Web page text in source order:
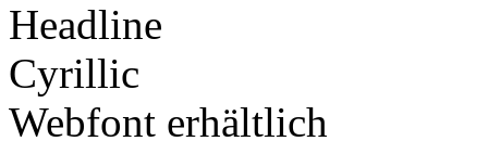
Headline
Cyrillic
Webfont erhältlich